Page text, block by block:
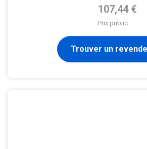
Prix de base
107,44 €
Prix public
Trouver un